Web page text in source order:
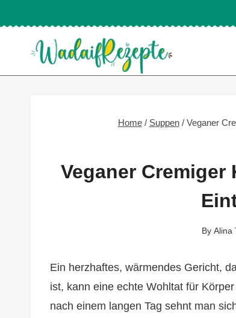
to
content
Home / Suppen / Veganer
Veganer
By Alina
Ein herzhaftes, wärmendes Gericht,
ist, kann eine echte Wohltat für
nach einem langen Tag sehnt man